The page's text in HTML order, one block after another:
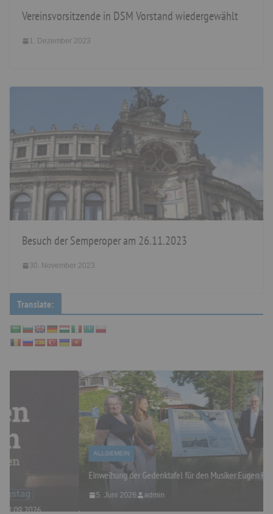
Vereinsvorsitzende in DSM Vorstand wiedergewählt
1. Dezember 2023
Besuch der Semperoper am 26.11.2023
30. November 2023
Translate:
Einweihung der Gedenktafel für den Musiker Eugen Reiche
5. Juni 2026 admin